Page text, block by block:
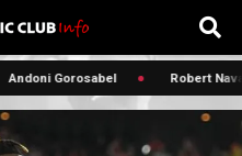
Andoni Gorosabel Robert